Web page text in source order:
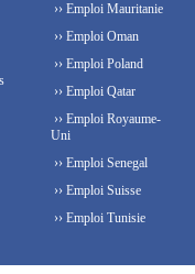
›› Emploi Mauritanie
›› Emploi Oman
›› Emploi Poland
›› Emploi Qatar
›› Emploi Royaume-
Uni
›› Emploi Senegal
›› Emploi Suisse
›› Emploi Tunisie